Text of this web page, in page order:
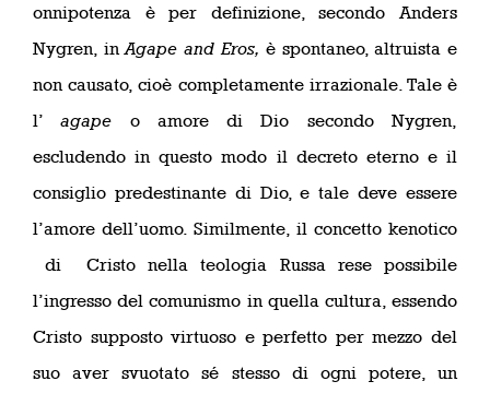
onnipotenza è per definizione, secondo Anders
Nygren, inAgape and Eros, è spontaneo, altruista e
non causato, cioè completamente irrazionale. Tale è
l’agape o amore di Dio secondo Nygren,
escludendo in questo modo il decreto eterno e il
consiglio predestinante di Dio, e tale deve essere
l’amore dell’uomo. Similmente, il concetto kenotico
di Cristo nella teologia Russa rese possibile
l’ingresso del comunismo in quella cultura, essendo
Cristo supposto virtuoso e perfetto per mezzo del
suo aver svuotato sé stesso di ogni potere, un